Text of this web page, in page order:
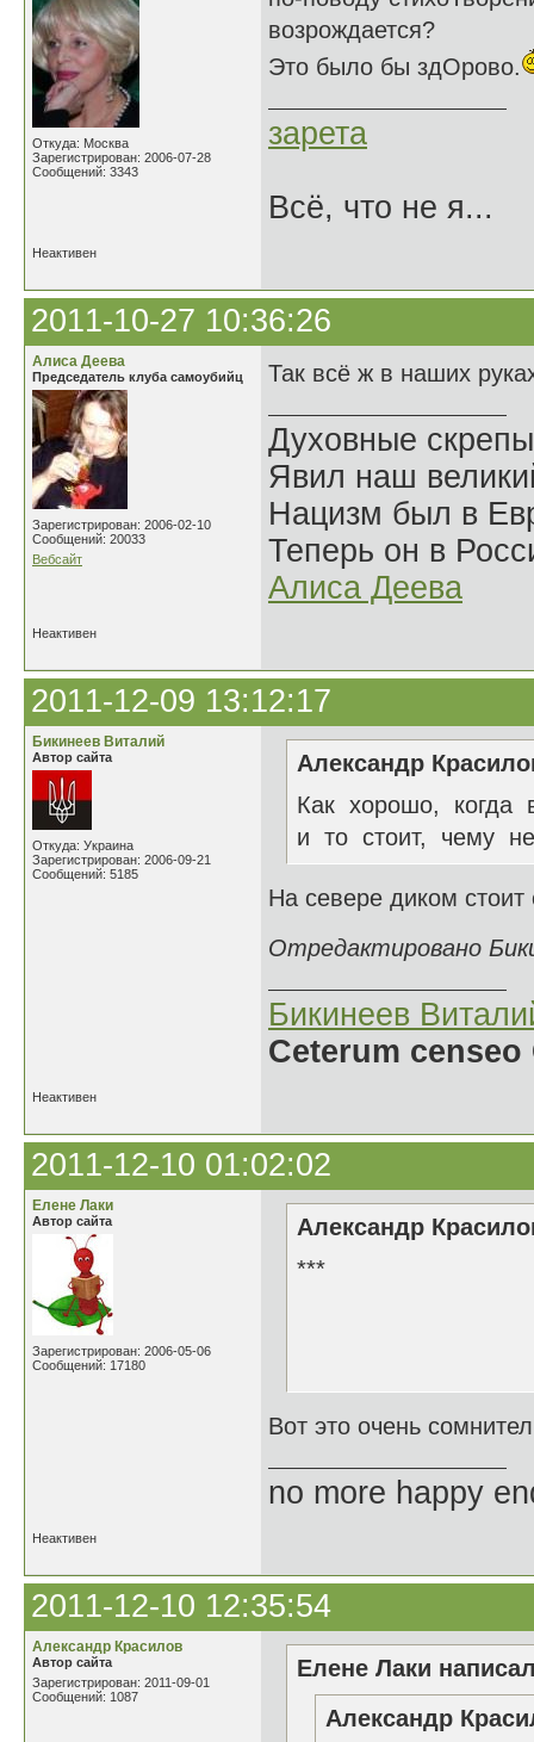
Откуда: Москва
Зарегистрирован: 2006-07-28
Сообщений: 3343
возрождается?
Это было бы здОрово.
зарета
Всё, что не я...
Неактивен
2011-10-27 10:36:26
Алиса Деева
Председатель клуба самоубийц
Зарегистрирован: 2006-02-10
Сообщений: 20033
Вебсайт
Так всё ж в наших
Духовные
Явил наш
Нацизм был в
Теперь он в
Алиса Деева
Неактивен
2011-12-09 13:12:17
Бикинеев Виталий
Автор сайта
Откуда: Украина
Зарегистрирован: 2006-09-21
Сообщений: 5185
Александр
Как хорошо, когда
и то стоит, чему
На севере диком
Отредактировано
Бикинеев
Ceterum
Неактивен
2011-12-10 01:02:02
Елене Лаки
Автор сайта
Зарегистрирован: 2006-05-06
Сообщений: 17180
Александр
***
Вот это очень
no more happy
Неактивен
2011-12-10 12:35:54
Александр Красилов
Автор сайта
Зарегистрирован: 2011-09-01
Сообщений: 1087
Елене Лаки
Александр